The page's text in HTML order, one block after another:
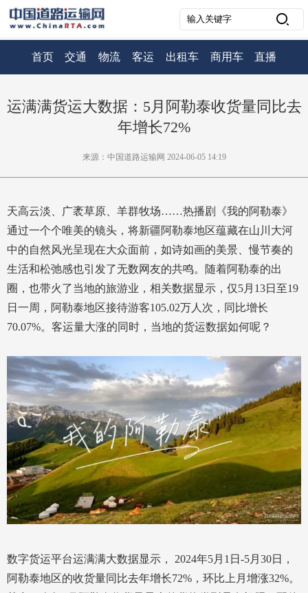
首页 交通 物流 客运 出租车 商用车 直播
运满满货运大数据：5月阿勒泰收货量同比去
年增长72%
来源：中国道路运输网 2024-06-05 14:19
天高云淡、广袤草原、羊群牧场……热播剧《我的阿勒泰》
通过一个个唯美的镜头，将新疆阿勒泰地区蕴藏在山川大河
中的自然风光呈现在大众面前，如诗如画的美景、慢节奏的
生活和松弛感也引发了无数网友的共鸣。随着阿勒泰的出
圈，也带火了当地的旅游业，相关数据显示，仅5月13日至19
日一周，阿勒泰地区接待游客105.02万人次，同比增长
70.07%。客运量大涨的同时，当地的货运数据如何呢？
数字货运平台运满满大数据显示， 2024年5月1日-5月30日，
阿勒泰地区的收货量同比去年增长72%，环比上月增涨32%。